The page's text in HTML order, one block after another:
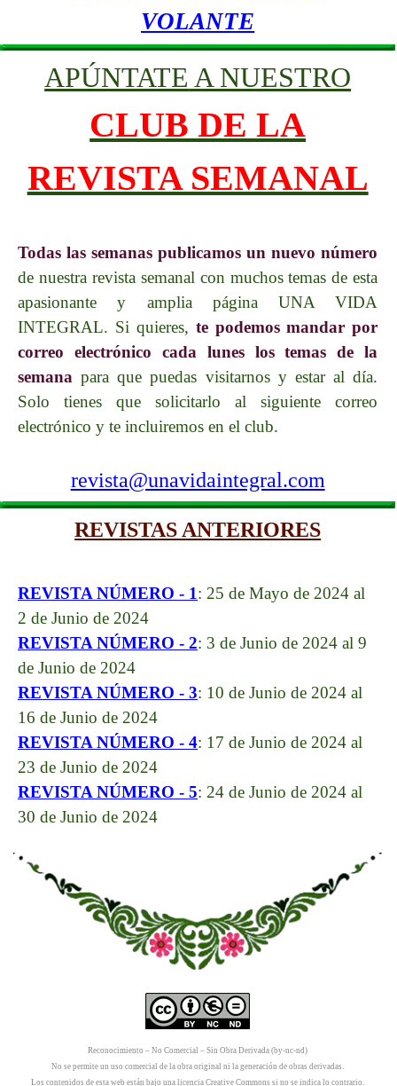
VOLANTE
APÚNTATE A NUESTRO
CLUB DE LA
REVISTA SEMANAL
Todas las semanas publicamos un nuevo número
de nuestra revista semanal con muchos temas de esta
apasionante y amplia página UNA VIDA
INTEGRAL. Si quieres, te podemos mandar por
correo electrónico cada lunes los temas de la
semana para que puedas visitarnos y estar al día.
Solo tienes que solicitarlo al siguiente correo
electrónico y te incluiremos en el club.
revista@unavidaintegral.com
REVISTAS ANTERIORES
REVISTA NÚMERO - 1: 25 de Mayo de 2024 al
2 de Junio de 2024
REVISTA NÚMERO - 2: 3 de Junio de 2024 al 9
de Junio de 2024
REVISTA NÚMERO - 3: 10 de Junio de 2024 al
16 de Junio de 2024
REVISTA NÚMERO - 4: 17 de Junio de 2024 al
23 de Junio de 2024
REVISTA NÚMERO - 5: 24 de Junio de 2024 al
30 de Junio de 2024
Reconocimiento – No Comercial – Sin Obra Derivada (by-nc-nd)
No se permite un uso comercial de la obra original ni la generación de obras derivadas.
Los contenidos de esta web están bajo unalicencia Creative Commons si no se indica lo contrario.